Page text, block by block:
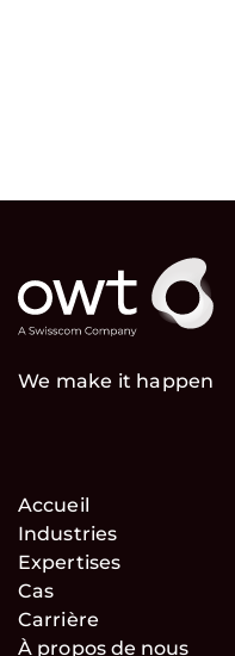
We make it happen
Accueil
Industries
Expertises
Cas
Carrière
À propos de nous